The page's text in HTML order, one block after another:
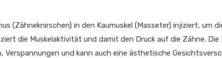
(Zähneknirschen) in den Kaumuskel (Masseter) injiziert, um
die Muskelaktivität und damit den Druck auf die Zähne. Die
Verspannungen und kann auch eine ästhetische